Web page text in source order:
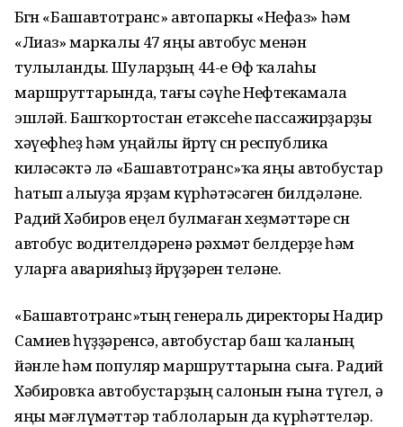
Бөгөн «Башавтотранс» автопаркы «Нефаз» һәм
«Лиаз» маркалы 47 яңы автобус менән
тулыланды. Шуларҙың 44-е Өфө ҡалаһы
маршруттарында, тағы өсәүһе Нефтекамала
эшләй. Башҡортостан етәксеһе пассажирҙарҙы
хәүефһеҙ һәм уңайлы йөрөтөү өсөн республика
киләсәктә лә «Башавтотранс»ҡа яңы автобустар
һатып алыуҙа ярҙам күрһәтәсәген билдәләне.
Радий Хәбиров еңел булмаған хеҙмәттәре өсөн
автобус водителдәренә рәхмәт белдерҙе һәм
уларға аварияһыҙ йөрөүҙәрен теләне.
«Башавтотранс»тың генераль директоры Надир
Самиев һүҙҙәренсә, автобустар баш ҡаланың
йәнле һәм популяр маршруттарына сыға. Радий
Хәбировҡа автобустарҙың салонын ғына түгел, ә
яңы мәғлүмәттәр таблоларын да күрһәттеләр.